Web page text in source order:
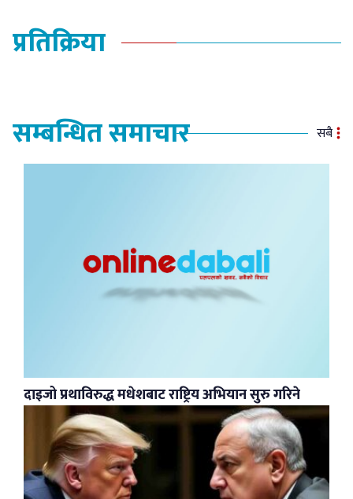
प्रतिक्रिया
सम्बन्धित समाचार सबै
दाइजो प्रथाविरुद्ध मधेशबाट राष्ट्रिय अभियान सुरु गरिने